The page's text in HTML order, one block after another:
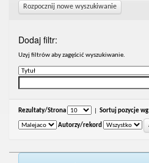
Rozpocznij nowe wyszukiwanie
Dodaj filtr:
Uzyj filtrów aby zagęścić wyszukiwanie.
Rezultaty/Strona Sortuj pozycje wg
Autorzy/rekord